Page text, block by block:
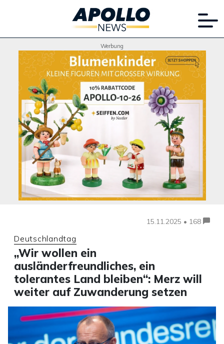
Werbung
15.11.2025 • 168
Deutschlandtag
„Wir wollen ein
ausländerfreundliches, ein
tolerantes Land bleiben“: Merz will
weiter auf Zuwanderung setzen